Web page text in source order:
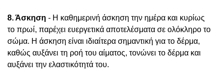
8. Άσκηση - Η καθημερινή άσκηση την ημέρα και κυρίως
το πρωί, παρέχει ευεργετικά αποτελέσματα σε ολόκληρο το
σώμα. Η άσκηση είναι ιδιαίτερα σημαντική για το δέρμα,
καθώς αυξάνει τη ροή του αίματος, τονώνει το δέρμα και
αυξάνει την ελαστικότητά του.